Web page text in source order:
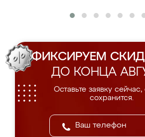
ФИКСИРУЕМ
ДО КОНЦА
Оставьте заявку сейчас,
сохранится.